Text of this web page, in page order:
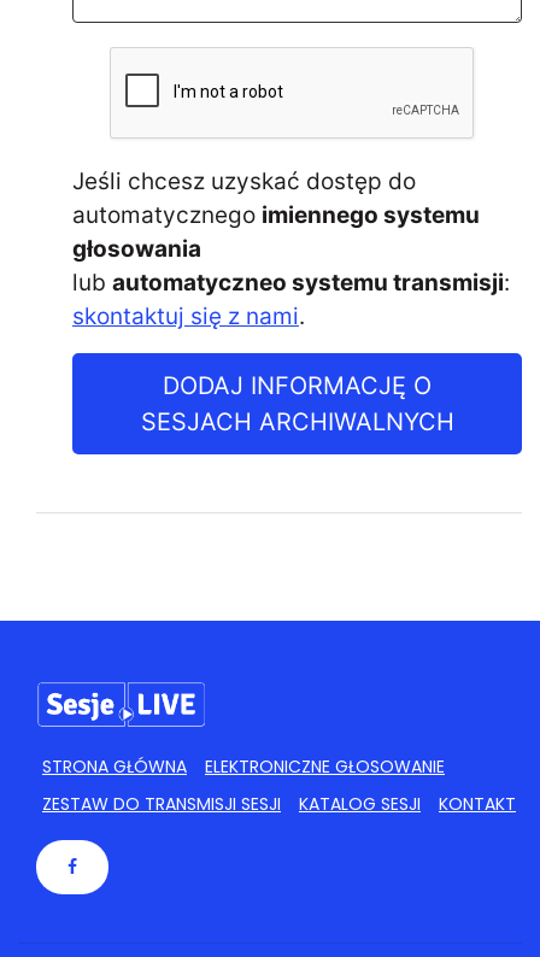
Jeśli chcesz uzyskać dostęp do
automatycznego imiennego systemu
głosowania
lub automatyczneo systemu transmisji:
skontaktuj się z nami.
DODAJ INFORMACJĘ O
SESJACH ARCHIWALNYCH
STRONA GŁÓWNA
ELEKTRONICZNE GŁOSOWANIE
ZESTAW DO TRANSMISJI SESJI
KATALOG SESJI KONTAKT